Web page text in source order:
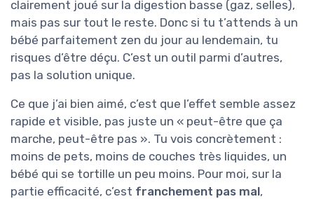
clairement joué sur la digestion basse (gaz, selles),
mais pas sur tout le reste. Donc si tu t’attends à un
bébé parfaitement zen du jour au lendemain, tu
risques d’être déçu. C’est un outil parmi d’autres,
pas la solution unique.
Ce que j’ai bien aimé, c’est que l’effet semble assez
rapide et visible, pas juste un « peut-être que ça
marche, peut-être pas ». Tu vois concrètement :
moins de pets, moins de couches très liquides, un
bébé qui se tortille un peu moins. Pour moi, sur la
partie efficacité, c’est franchement pas mal,